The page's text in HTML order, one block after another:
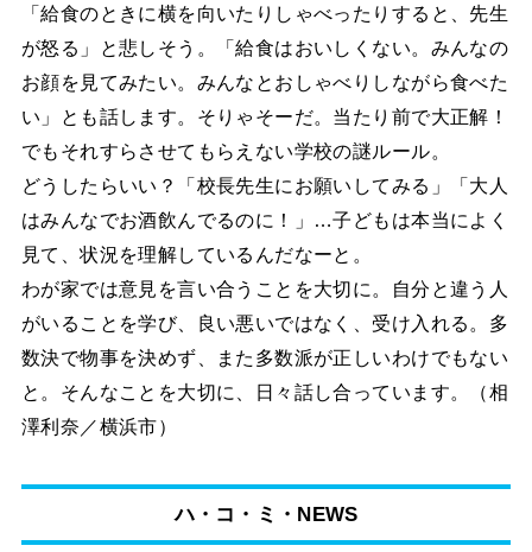
「給食のときに横を向いたりしゃべったりすると、先生
が怒る」と悲しそう。「給食はおいしくない。みんなの
お顔を見てみたい。みんなとおしゃべりしながら食べた
い」とも話します。そりゃそーだ。当たり前で大正解！
でもそれすらさせてもらえない学校の謎ルール。
どうしたらいい？「校長先生にお願いしてみる」「大人
はみんなでお酒飲んでるのに！」…子どもは本当によく
見て、状況を理解しているんだなーと。
わが家では意見を言い合うことを大切に。自分と違う人
がいることを学び、良い悪いではなく、受け入れる。多
数決で物事を決めず、また多数派が正しいわけでもない
と。そんなことを大切に、日々話し合っています。（相
澤利奈／横浜市）
ハ・コ・ミ・NEWS